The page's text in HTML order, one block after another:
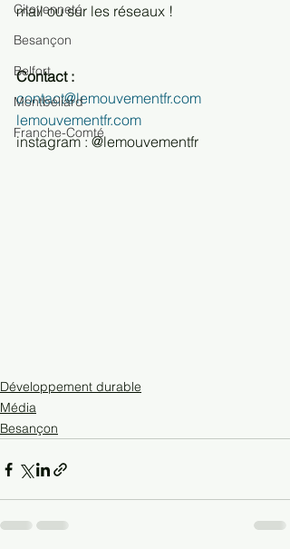
Citoyenneté
Besançon
Belfort
Montbéliard
Franche-Comté
mail ou sur les réseaux !
Contact :
contact@lemouvementfr.com
lemouvementfr.com
instagram : @lemouvementfr
Développement durable
Média
Besançon